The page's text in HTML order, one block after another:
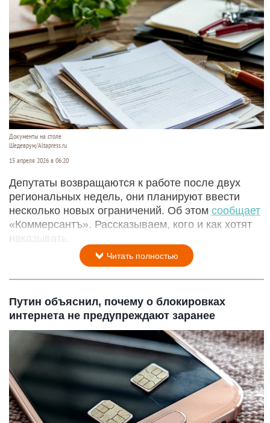
Документы на столе
Шедеврум/Altapress.ru
15 апреля 2026 в 06:20
Депутаты возвращаются к работе после двух
региональных недель, они планируют ввести
несколько новых ограничений. Об этом сообщает
«Коммерсантъ». Рассказываем, кого и как хотят
наказывать.
Читать полностью
Путин объяснил, почему о блокировках
интернета не предупреждают заранее